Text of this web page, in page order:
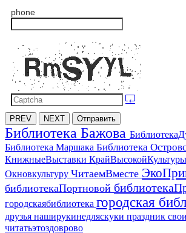
phone
PREV NEXT Отправить
Библиотека Бажова
Библиотека Маршака Библиотека
КнижныеВыставки КрайВысокойКультуры
Окновкультуру ЧитаемВместе
библиотекаПортновой
городскаябиблиотека городская
друзья наширукинедляскуки праздник
читатьэтоздоврово